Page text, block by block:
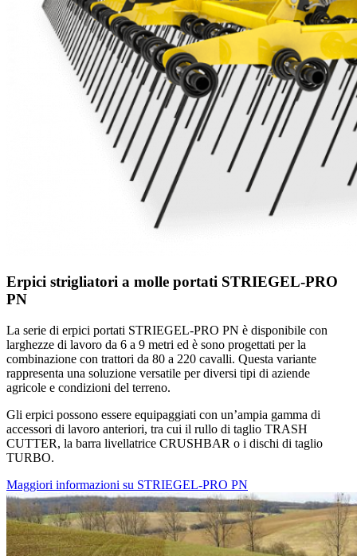
Erpici strigliatori a molle portati STRIEGEL-PRO
PN
La serie di erpici portati STRIEGEL-PRO PN è disponibile con
larghezze di lavoro da 6 a 9 metri ed è sono progettati per la
combinazione con trattori da 80 a 220 cavalli. Questa variante
rappresenta una soluzione versatile per diversi tipi di aziende
agricole e condizioni del terreno.
Gli erpici possono essere equipaggiati con un’ampia gamma di
accessori di lavoro anteriori, tra cui il rullo di taglio TRASH
CUTTER, la barra livellatrice CRUSHBAR o i dischi di taglio
TURBO.
Maggiori informazioni su STRIEGEL-PRO PN